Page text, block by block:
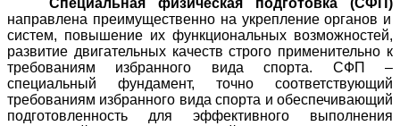
направлена преимущественно на укрепление органов и
систем, повышение их функциональных возможностей,
развитие двигательных качеств строго применительно к
требованиям избранного вида спорта. СФП –
специальный фундамент, точно соответствующий
требованиям избранного вида спорта и обеспечивающий
подготовленность для эффективного выполнения